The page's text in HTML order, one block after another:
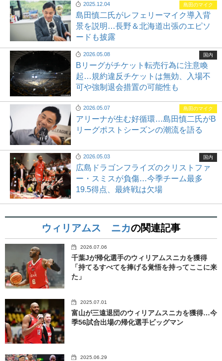
2025.12.04
島田慎二氏がレフェリーマイク導入背
景を説明…長野＆北海道出張のエピソ
ードも披露
島田のマイク
2026.05.08
Bリーグがチケット転売行為に注意喚
起…規約違反チケットは無効、入場不
可や強制退会措置の可能性も
国内
2026.05.07
アリーナが生む好循環…島田慎二氏がB
リーグポストシーズンの潮流を語る
島田のマイク
2026.05.03
広島ドラゴンフライズのクリストファ
ー・スミスが負傷…今季チーム最多
19.5得点、最終戦は欠場
国内
ウィリアムス ニカの関連記事
2026.07.06
千葉Jが帰化選手のウィリアムスニカを獲得
「持てるすべてを捧げる覚悟を持ってここに来
た」
2025.07.01
富山が三遠退団のウィリアムスニカを獲得…今
季56試合出場の帰化選手ビッグマン
2025.06.29